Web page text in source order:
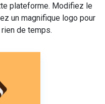
plateforme. Modifiez le
un magnifique logo pour
de temps.